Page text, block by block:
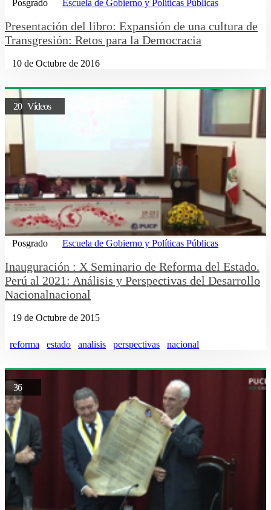
Posgrado Escuela de Gobierno y Políticas Públicas
Presentación del libro: Expansión de una cultura de
Transgresión: Retos para la Democracia
10 de Octubre de 2016
20 Vídeos
Posgrado Escuela de Gobierno y Políticas Públicas
Inauguración : X Seminario de Reforma del Estado.
Perú al 2021: Análisis y Perspectivas del Desarrollo
Nacionalnacional
19 de Octubre de 2015
reforma estado analisis perspectivas nacional
36